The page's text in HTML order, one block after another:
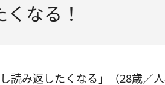
なる！
読み返したくなる」（28歳／